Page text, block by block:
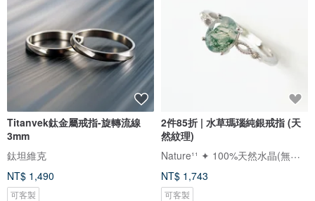
Titanvek鈦金屬戒指-旋轉流線
3mm
鈦坦維克
NT$ 1,490
可客製
2件85折 | 水草瑪瑙純銀戒指 (天
然紋理)
Nature¹¹ ✦ 100%天然水晶(無加工)
NT$ 1,743
可客製